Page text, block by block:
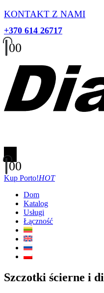
KONTAKT Z NAMI
+370 614 26717
00
00
Kup Porto!HOT
Dom
Katalog
Usługi
Łączność
Szczotki ścierne i